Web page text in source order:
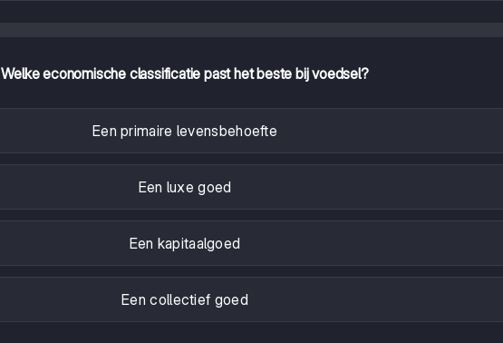
Welke economische classificatie past het beste bij voedsel?
Een primaire levensbehoefte
Een luxe goed
Een kapitaalgoed
Een collectief goed